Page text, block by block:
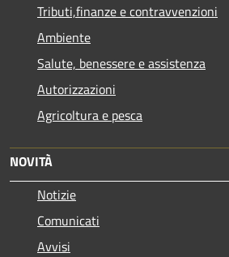
Tributi,finanze e contravvenzioni
Ambiente
Salute, benessere e assistenza
Autorizzazioni
Agricoltura e pesca
NOVITÀ
Notizie
Comunicati
Avvisi